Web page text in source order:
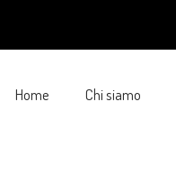
Home Chi siamo